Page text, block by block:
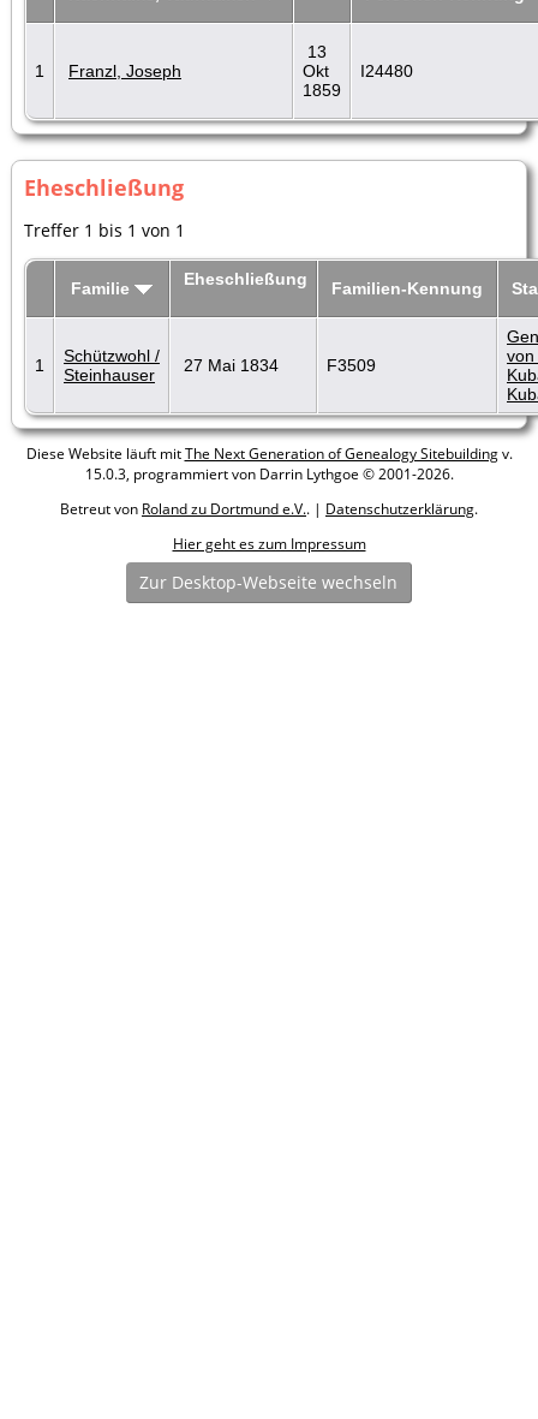
1 Franzl, Joseph
13
Okt
1859
I24480
Eheschließung
Treffer 1 bis 1 von 1
Familie Eheschließung Familien-Kennung
1
Schützwohl /
Steinhauser
27 Mai 1834 F3509
von
Diese Website läuft mitThe Next Generation of Genealogy Sitebuildingv.
15.0.3, programmiert von Darrin Lythgoe © 2001-2026.
Betreut von Roland zu Dortmund e.V.. | Datenschutzerklärung.
Hier geht es zum Impressum
Zur Desktop-Webseite wechseln